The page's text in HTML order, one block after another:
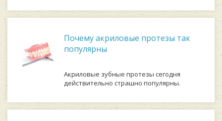
Почему акриловые протезы так
популярны
Акриловые зубные протезы сегодня
действительно страшно популярны.